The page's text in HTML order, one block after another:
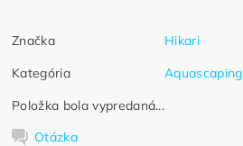
Značka
Hikari
Kategória
Aquascaping
Položka bola vypredaná...
Otázka